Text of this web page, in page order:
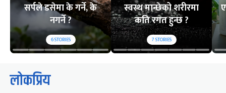
सर्पले डसेमा के गर्ने, के
नगर्ने ?
6STORIES
स्वस्थ मान्छेको शरीरमा
कति रगत हुन्छ ?
7STORIES
लोकप्रिय